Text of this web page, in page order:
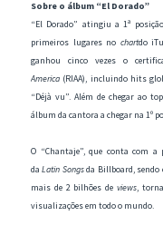
Sobre o álbum “El Dorado”
“El Dorado” atingiu a 1ª
primeiros lugares no chartdo
ganhou cinco vezes o
America (RIAA), incluindo hits
“Déjà vu”. Além de chegar ao
álbum da cantora a chegar na 1º
O “Chantaje”, que conta com
daLatin Songsda Billboard, sendo
mais de 2 bilhões deviews,
visualizações em todo o mundo.